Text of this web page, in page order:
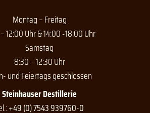
Montag – Freitag
12:00 Uhr & 14:00 -18:00 Uhr
Samstag
8:30 – 12:30 Uhr
und Feiertags geschlossen
Steinhauser Destillerie
+49 (0) 7543 939760-0